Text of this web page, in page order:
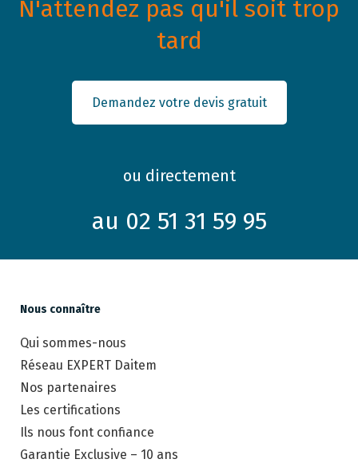
N'attendez pas qu'il soit trop
tard
Demandez votre devis gratuit
ou directement
au 02 51 31 59 95
Nous connaître
Qui sommes-nous
Réseau EXPERT Daitem
Nos partenaires
Les certifications
Ils nous font confiance
Garantie Exclusive – 10 ans